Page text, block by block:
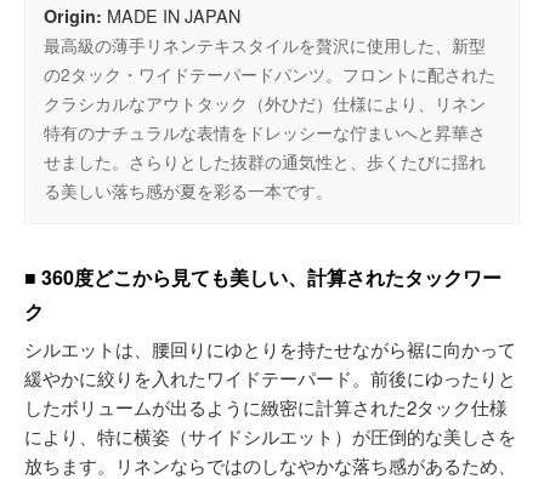
Origin: MADE IN JAPAN
最高級の薄手リネンテキスタイルを贅沢に使用した、新型
の2タック・ワイドテーパードパンツ。フロントに配された
クラシカルなアウトタック（外ひだ）仕様により、リネン
特有のナチュラルな表情をドレッシーな佇まいへと昇華さ
せました。さらりとした抜群の通気性と、歩くたびに揺れ
る美しい落ち感が夏を彩る一本です。
■ 360度どこから見ても美しい、計算されたタックワー
ク
シルエットは、腰回りにゆとりを持たせながら裾に向かって
緩やかに絞りを入れたワイドテーパード。前後にゆったりと
したボリュームが出るように緻密に計算された2タック仕様
により、特に横姿（サイドシルエット）が圧倒的な美しさを
放ちます。リネンならではのしなやかな落ち感があるため、